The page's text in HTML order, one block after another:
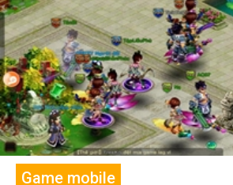
Game mobile